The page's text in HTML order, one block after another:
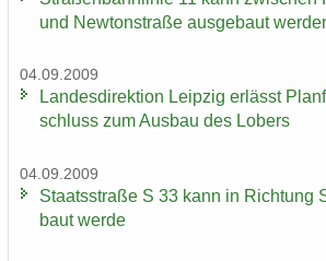
und New­ton­stra­ße aus­ge­baut
04.09.2009
Lan­des­di­rek­ti­on Leip­zig er­lässt
schluss zum Aus­bau des Lobers
04.09.2009
Staats­stra­ße S 33 kann in Rich­tung
baut werde